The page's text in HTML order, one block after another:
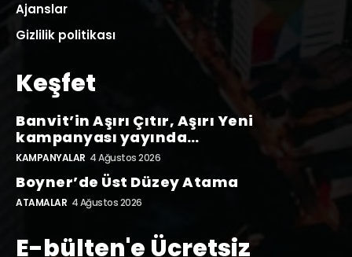
Ajanslar
Gizlilik politikası
Keşfet
Banvit’in Aşırı Çıtır, Aşırı Yeni
kampanyası yayında…
KAMPANYALAR 4 Ağustos 2026
Boyner’de Üst Düzey Atama
ATAMALAR 4 Ağustos 2026
E-bülten'e Ücretsiz